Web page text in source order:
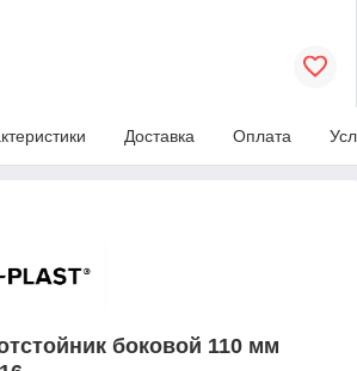
Доставка Оплата
боковой 110 мм